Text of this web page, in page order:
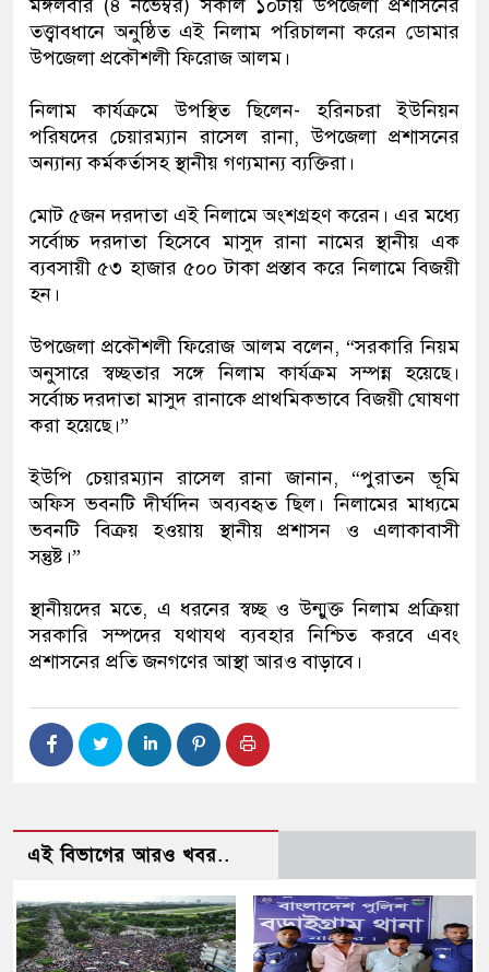
মঙ্গলবার (৪ নভেম্বর) সকাল ১০টায় উপজেলা প্রশাসনের
তত্ত্বাবধানে অনুষ্ঠিত এই নিলাম পরিচালনা করেন ডোমার
উপজেলা প্রকৌশলী ফিরোজ আলম।
নিলাম কার্যক্রমে উপস্থিত ছিলেন- হরিনচরা ইউনিয়ন
পরিষদের চেয়ারম্যান রাসেল রানা, উপজেলা প্রশাসনের
অন্যান্য কর্মকর্তাসহ স্থানীয় গণ্যমান্য ব্যক্তিরা।
মোট ৫জন দরদাতা এই নিলামে অংশগ্রহণ করেন। এর মধ্যে
সর্বোচ্চ দরদাতা হিসেবে মাসুদ রানা নামের স্থানীয় এক
ব্যবসায়ী ৫৩ হাজার ৫০০ টাকা প্রস্তাব করে নিলামে বিজয়ী
হন।
উপজেলা প্রকৌশলী ফিরোজ আলম বলেন, “সরকারি নিয়ম
অনুসারে স্বচ্ছতার সঙ্গে নিলাম কার্যক্রম সম্পন্ন হয়েছে।
সর্বোচ্চ দরদাতা মাসুদ রানাকে প্রাথমিকভাবে বিজয়ী ঘোষণা
করা হয়েছে।”
ইউপি চেয়ারম্যান রাসেল রানা জানান, “পুরাতন ভূমি
অফিস ভবনটি দীর্ঘদিন অব্যবহৃত ছিল। নিলামের মাধ্যমে
ভবনটি বিক্রয় হওয়ায় স্থানীয় প্রশাসন ও এলাকাবাসী
সন্তুষ্ট।”
স্থানীয়দের মতে, এ ধরনের স্বচ্ছ ও উন্মুক্ত নিলাম প্রক্রিয়া
সরকারি সম্পদের যথাযথ ব্যবহার নিশ্চিত করবে এবং
প্রশাসনের প্রতি জনগণের আস্থা আরও বাড়াবে।
এই বিভাগের আরও খবর..